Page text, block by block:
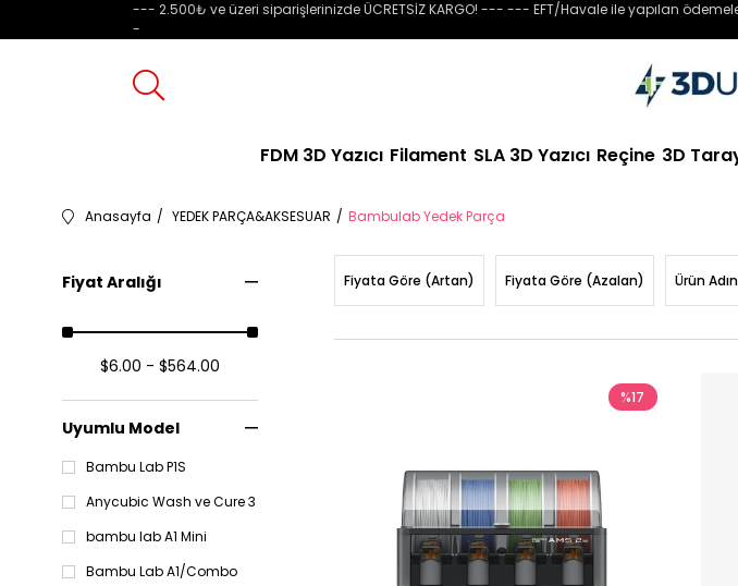
--- 2.500₺ ve üzeri siparişlerinizde ÜCRETSİZ KARGO! --- --- EFT/Havale ile yapılan
-
FDM 3D Yazıcı Filament SLA 3D Yazıcı Reçine 3D
Anasayfa YEDEK PARÇA&AKSESUAR Bambulab Yedek Parça
Fiyat Aralığı
$6.00 - $564.00
Uyumlu Model
Bambu Lab P1S
Anycubic Wash ve Cure 3
bambu lab A1 Mini
Bambu Lab A1/Combo
Fiyata Göre (Artan) Fiyata Göre (Azalan) Ürün
%17